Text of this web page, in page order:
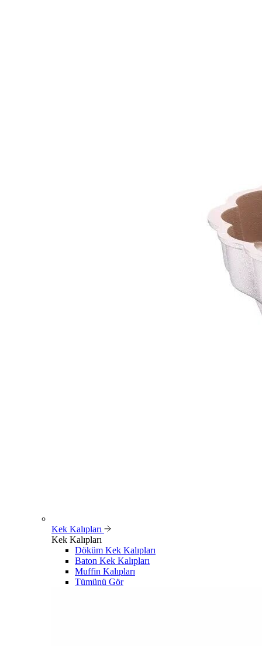
Kek Kalıpları
Kek Kalıpları
Döküm Kek Kalıpları
Baton Kek Kalıpları
Muffin Kalıpları
Tümünü Gör